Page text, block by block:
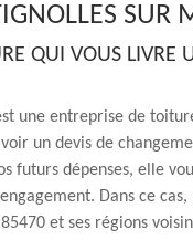
SUR
QUI VOUS LIVRE
une entreprise de
un devis de
futurs dépenses, elle
Dans ce
et ses régions